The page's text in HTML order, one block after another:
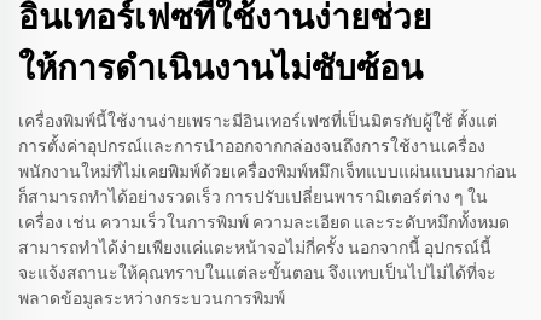
อินเทอร์เฟซที่ใช้งานง่ายช่วย
ให้การดำเนินงานไม่ซับซ้อน
เครื่องพิมพ์นี้ใช้งานง่ายเพราะมีอินเทอร์เฟซที่เป็นมิตรกับผู้ใช้ ตั้งแต่
การตั้งค่าอุปกรณ์และการนำออกจากกล่องจนถึงการใช้งานเครื่อง
พนักงานใหม่ที่ไม่เคยพิมพ์ด้วยเครื่องพิมพ์หมึกเจ็ทแบบแผ่นแบนมาก่อน
ก็สามารถทำได้อย่างรวดเร็ว การปรับเปลี่ยนพารามิเตอร์ต่าง ๆ ใน
เครื่อง เช่น ความเร็วในการพิมพ์ ความละเอียด และระดับหมึกทั้งหมด
สามารถทำได้ง่ายเพียงแค่แตะหน้าจอไม่กี่ครั้ง นอกจากนี้ อุปกรณ์นี้
จะแจ้งสถานะให้คุณทราบในแต่ละขั้นตอน จึงแทบเป็นไปไม่ได้ที่จะ
พลาดข้อมูลระหว่างกระบวนการพิมพ์